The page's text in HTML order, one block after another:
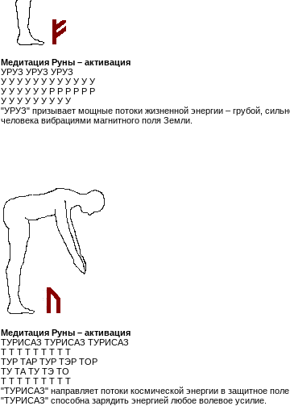
Медитация Руны – активация
УРУЗ УРУЗ УРУЗ
У У У У У У У У У У У У
У У У У У У Р Р Р Р Р Р
У У У У У У У У У
"УРУЗ" призывает мощные потоки жизненной энергии – грубой,
человека вибрациями магнитного поля Земли.
Медитация Руны – активация
ТУРИСАЗ ТУРИСАЗ ТУРИСАЗ
Т Т Т Т Т Т Т Т Т
ТУР ТАР ТУР ТЭР ТОР
TУ ТА ТУ ТЭ ТО
T Т Т Т Т Т Т Т Т
"ТУРИСАЗ" направляет потоки космической энергии в защитное
"ТУРИСАЗ" способна зарядить энергией любое волевое усилие.